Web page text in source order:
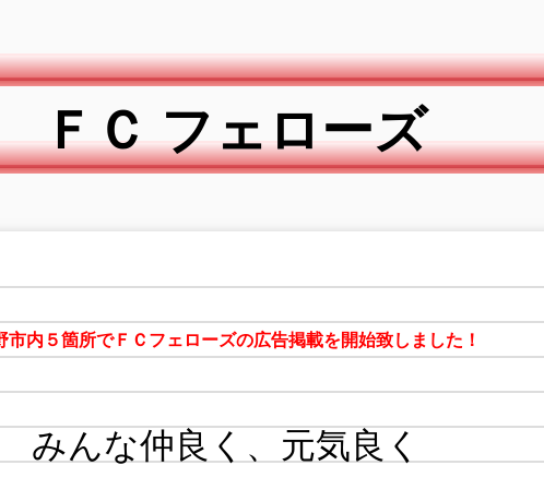
ＦＣ フェローズ
市内５箇所でＦＣフェローズの広告掲載を開始致しました！
みんな仲良く、元気良く